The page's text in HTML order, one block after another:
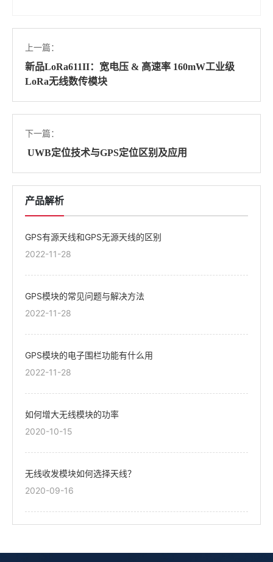
上一篇：
新品LoRa611II：宽电压 & 高速率 160mW工业级
LoRa无线数传模块
下一篇：
UWB定位技术与GPS定位区别及应用
产品解析
GPS有源天线和GPS无源天线的区别
2022-11-28
GPS模块的常见问题与解决方法
2022-11-28
GPS模块的电子围栏功能有什么用
2022-11-28
如何增大无线模块的功率
2020-10-15
无线收发模块如何选择天线？
2020-09-16